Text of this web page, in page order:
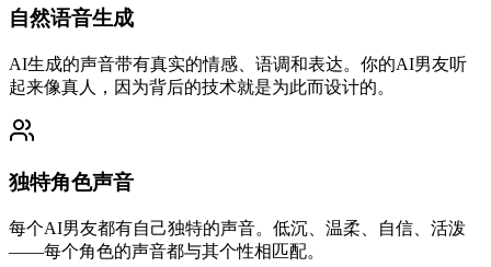
自然语音生成
AI生成的声音带有真实的情感、语调和表达。你的AI男友听
起来像真人，因为背后的技术就是为此而设计的。
独特角色声音
每个AI男友都有自己独特的声音。低沉、温柔、自信、活泼
——每个角色的声音都与其个性相匹配。